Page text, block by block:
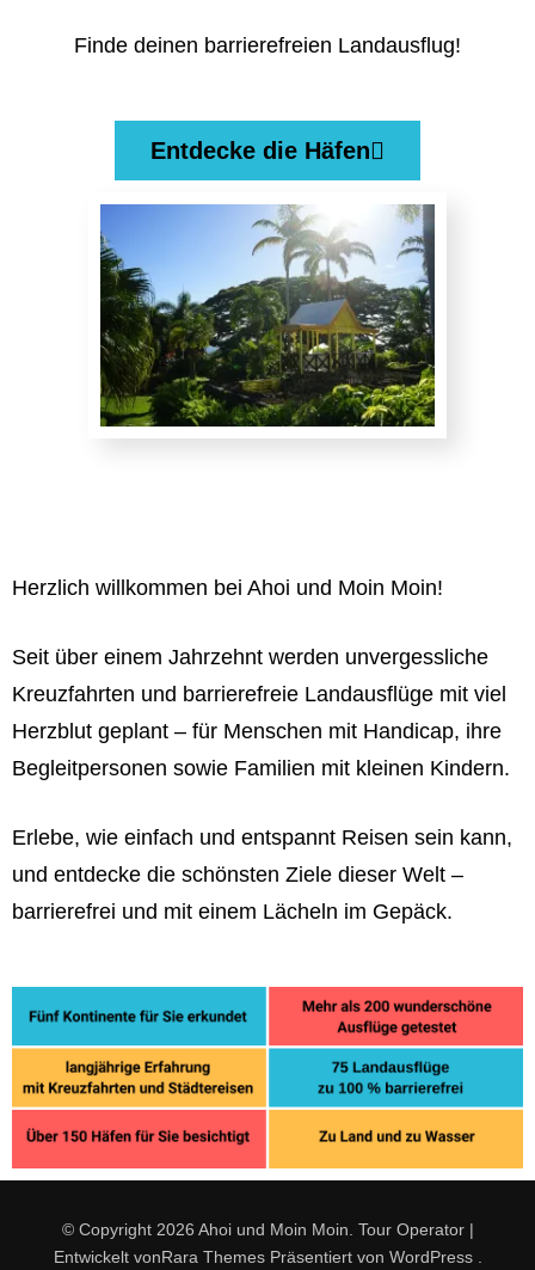
Finde deinen barrierefreien Landausflug!
Entdecke die Häfen
Herzlich willkommen bei Ahoi und Moin Moin!
Seit über einem Jahrzehnt werden unvergessliche
Kreuzfahrten und barrierefreie Landausflüge mit viel
Herzblut geplant – für Menschen mit Handicap, ihre
Begleitpersonen sowie Familien mit kleinen Kindern.
Erlebe, wie einfach und entspannt Reisen sein kann,
und entdecke die schönsten Ziele dieser Welt –
barrierefrei und mit einem Lächeln im Gepäck.
© Copyright 2026 Ahoi und Moin Moin Tour Operator |
Entwickelt vonRara ThemesPräsentiert von WordPress.